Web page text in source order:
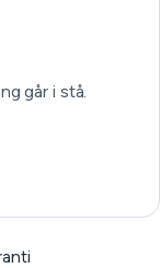
går i stå.